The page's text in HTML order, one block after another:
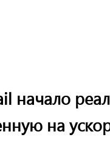
начало
на